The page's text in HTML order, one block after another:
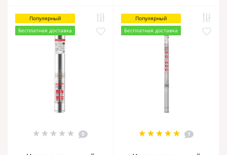
Популярный
Бесплатная доставка
0
Популярный
Бесплатная доставка
1